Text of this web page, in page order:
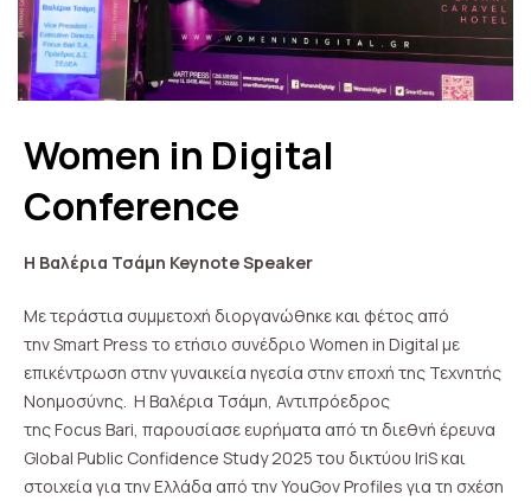
Women in Digital
Conference
H Βαλέρια Τσάμη Keynote Speaker
Με τεράστια συμμετοχή διοργανώθηκε και φέτος από
την Smart Press το ετήσιο συνέδριο Women in Digital με
επικέντρωση στην γυναικεία ηγεσία στην εποχή της Τεχνητής
Νοημοσύνης. Η Βαλέρια Τσάμη, Αντιπρόεδρος
της Focus Bari, παρουσίασε ευρήματα από τη διεθνή έρευνα
Global Public Confidence Study 2025 του δικτύου IriS και
στοιχεία για την Ελλάδα από την YouGov Profiles για τη σχέση